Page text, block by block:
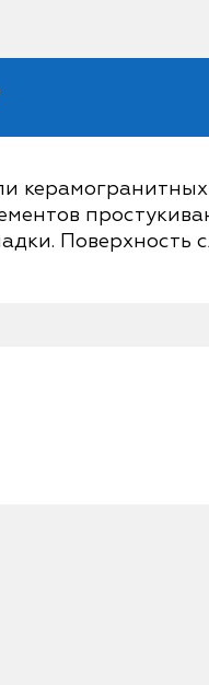
Поверхность
следует
«плавающим»